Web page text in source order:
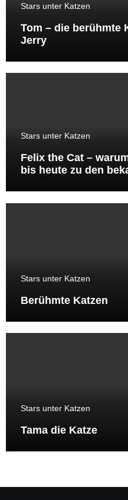
Stars unter Katzen
Tom – die berühmte
Jerry
Stars unter Katzen
Felix the Cat –
bis heute zu den
Stars unter Katzen
Berühmte Katzen
Stars unter Katzen
Tama die Katze